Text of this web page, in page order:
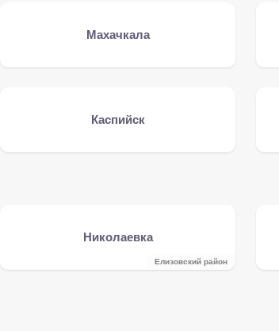
Махачкала
Каспийск
Николаевка
Елизовский район